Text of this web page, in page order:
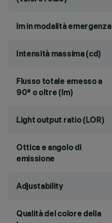
lm in modalità emergenza
Intensità massima (cd)
Flusso totale emesso a
90° o oltre (lm)
Light output ratio (LOR)
Ottica e angolo di
emissione
Adjustability
Qualità del colore della